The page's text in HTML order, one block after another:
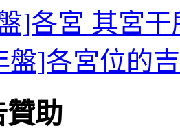
]各宮 其宮
盤]各宮位的
贊助